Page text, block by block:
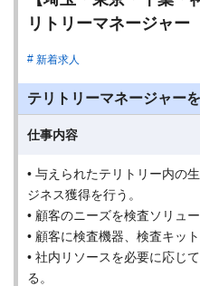
リトリーマネージャー
新着求人
テリトリーマネージャー
仕事内容
• 与えられたテリトリー内の
ジネス獲得を行う。
• 顧客のニーズを検査ソリュ
• 顧客に検査機器、検査キッ
• 社内リソースを必要に応じ
る。